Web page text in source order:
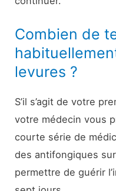
Combien de
levures ?
S’il s’agit de votre
votre médecin vous
courte série de
des antifongiques
permettre de guérir